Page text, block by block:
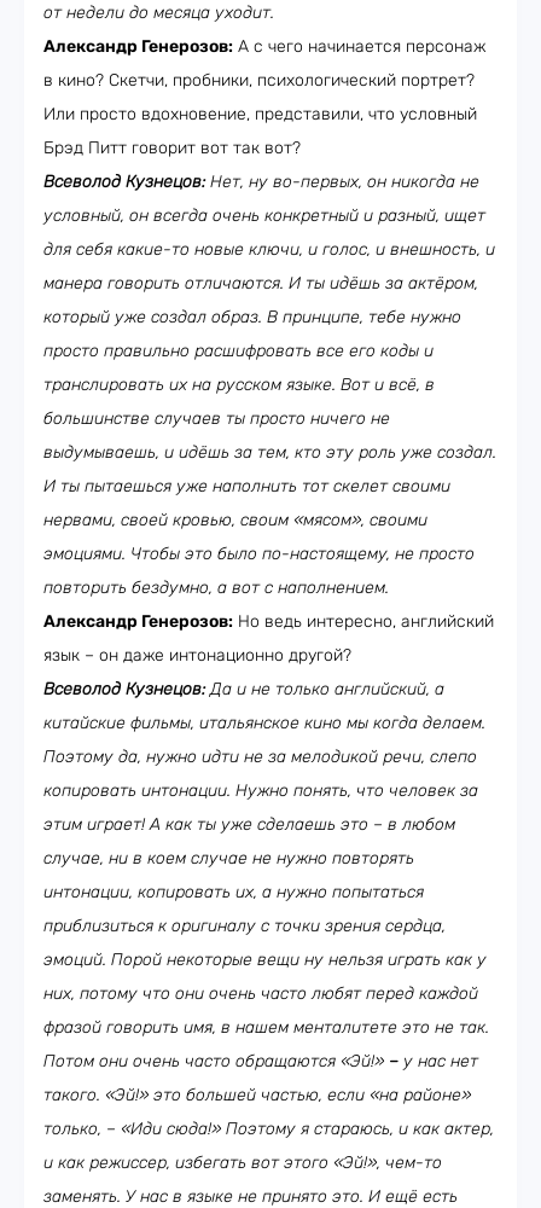
от недели до месяца уходит.
Александр Генерозов: А с чего начинается персонаж
в кино? Скетчи, пробники, психологический портрет?
Или просто вдохновение, представили, что условный
Брэд Питт говорит вот так вот?
Всеволод Кузнецов:Нет, ну во-первых, он никогда не
условный, он всегда очень конкретный и разный, ищет
для себя какие-то новые ключи, и голос, и внешность, и
манера говорить отличаются. И ты идёшь за актёром,
который уже создал образ. В принципе, тебе нужно
просто правильно расшифровать все его коды и
транслировать их на русском языке. Вот и всё, в
большинстве случаев ты просто ничего не
выдумываешь, и идёшь за тем, кто эту роль уже создал.
И ты пытаешься уже наполнить тот скелет своими
нервами, своей кровью, своим «мясом», своими
эмоциями. Чтобы это было по-настоящему, не просто
повторить бездумно, а вот с наполнением.
Александр Генерозов: Но ведь интересно, английский
язык – он даже интонационно другой?
Всеволод Кузнецов:Да и не только английский, а
китайские фильмы, итальянское кино мы когда делаем.
Поэтому да, нужно идти не за мелодикой речи, слепо
копировать интонации. Нужно понять, что человек за
этим играет! А как ты уже сделаешь это – в любом
случае, ни в коем случае не нужно повторять
интонации, копировать их, а нужно попытаться
приблизиться к оригиналу с точки зрения сердца,
эмоций. Порой некоторые вещи ну нельзя играть как у
них, потому что они очень часто любят перед каждой
фразой говорить имя, в нашем менталитете это не так.
Потом они очень часто обращаются «Эй!» – у нас нет
такого. «Эй!» это большей частью, если «на районе»
только, – «Иди сюда!» Поэтому я стараюсь, и как актер,
и как режиссер, избегать вот этого «Эй!», чем-то
заменять. У нас в языке не принято это. И ещё есть